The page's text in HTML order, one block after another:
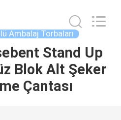
Ambalaj Torbaları
Stand Up
Blok Alt Şeker
Çantası